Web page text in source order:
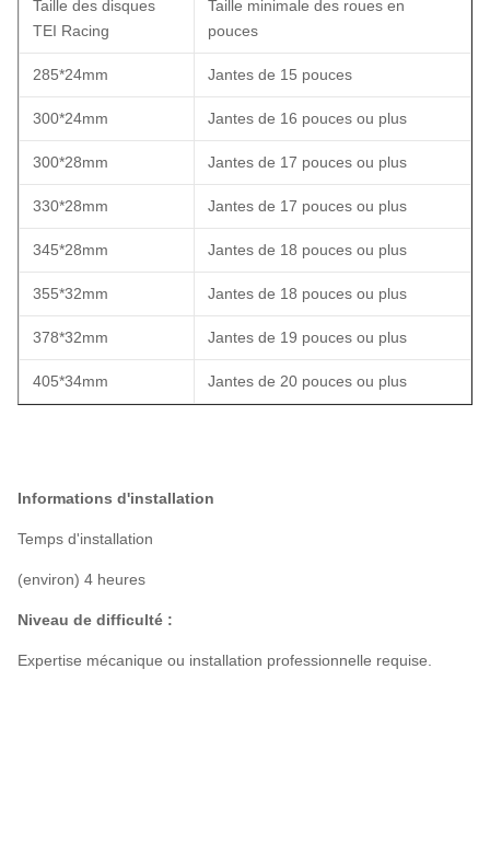
Taille des disques
TEI Racing
Taille minimale des roues en
pouces
285*24mm Jantes de 15 pouces
300*24mm Jantes de 16 pouces ou plus
300*28mm Jantes de 17 pouces ou plus
330*28mm Jantes de 17 pouces ou plus
345*28mm Jantes de 18 pouces ou plus
355*32mm Jantes de 18 pouces ou plus
378*32mm Jantes de 19 pouces ou plus
405*34mm Jantes de 20 pouces ou plus
Informations d'installation
Temps d'installation
(environ) 4 heures
Niveau de difficulté :
Expertise mécanique ou installation professionnelle requise.